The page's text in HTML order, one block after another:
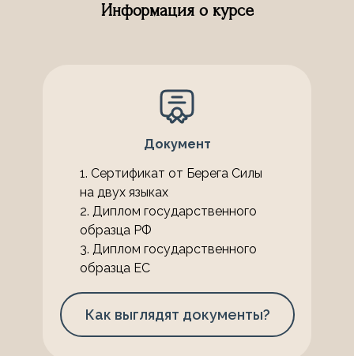
Документ
1. Сертификат от Берега Силы
на двух языках
2. Диплом государственного
образца РФ
3. Диплом государственного
образца ЕС
Как выглядят документы?
Информация о курсе